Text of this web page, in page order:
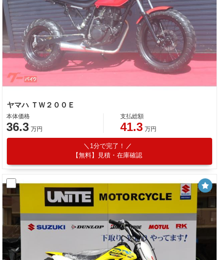
ヤマハ ＴＷ２００Ｅ
本体価格
36.3 万円
支払総額
41.3 万円
1分で完了！
【無料】見積・在庫確認